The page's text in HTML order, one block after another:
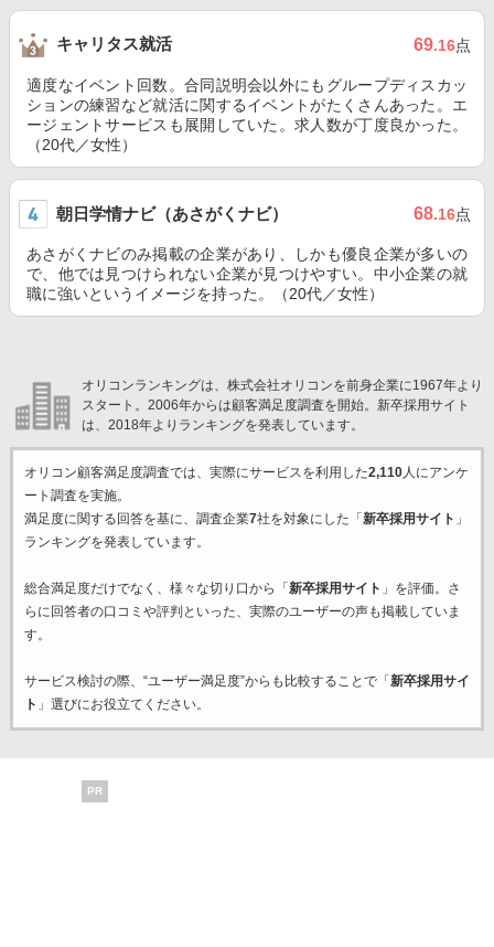
キャリタス就活 69.16点
適度なイベント回数。合同説明会以外にもグループディスカッ
ションの練習など就活に関するイベントがたくさんあった。エ
ージェントサービスも展開していた。求人数が丁度良かった。
（20代／女性）
朝日学情ナビ（あさがくナビ） 68.16点
あさがくナビのみ掲載の企業があり、しかも優良企業が多いの
で、他では見つけられない企業が見つけやすい。中小企業の就
職に強いというイメージを持った。（20代／女性）
オリコンランキングは、株式会社オリコンを前身企業に1967年より
スタート。2006年からは顧客満足度調査を開始。新卒採用サイト
は、2018年よりランキングを発表しています。
オリコン顧客満足度調査では、実際にサービスを利用した2,110人にアンケ
ート調査を実施。
満足度に関する回答を基に、調査企業7社を対象にした「 新卒採用サイト 」
ランキングを発表しています。
総合満足度だけでなく、様々な切り口から「 新卒採用サイト 」を評価。さ
らに回答者の口コミや評判といった、実際のユーザーの声も掲載していま
す。
サービス検討の際、“ユーザー満足度”からも比較することで「 新卒採用サイ
ト 」選びにお役立てください。
PR